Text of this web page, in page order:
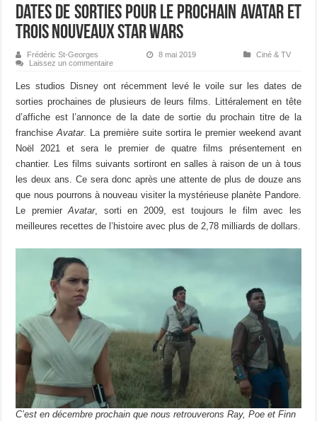
Dates de sorties pour le prochain Avatar et
trois nouveaux Star Wars
Frédéric St-Georges 8 mai 2019
Ciné & TV
Laissez un commentaire
Les studios Disney ont récemment levé le voile sur les dates de
sorties prochaines de plusieurs de leurs films. Littéralement en tête
d’affiche est l’annonce de la date de sortie du prochain titre de la
franchiseAvatar. La première suite sortira le premier weekend avant
Noël 2021 et sera le premier de quatre films présentement en
chantier. Les films suivants sortiront en salles à raison de un à tous
les deux ans. Ce sera donc après une attente de plus de douze ans
que nous pourrons à nouveau visiter la mystérieuse planète Pandore.
Le premierAvatar, sorti en 2009, est toujours le film avec les
meilleures recettes de l’histoire avec plus de 2,78 milliards de dollars.
C’est en décembre prochain que nous retrouverons Ray, Poe et Finn